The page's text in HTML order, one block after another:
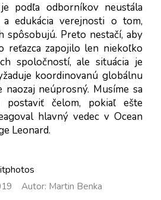
podľa odborníkov neustála
a edukácia verejnosti o tom,
spôsobujú. Preto nestačí, aby
reťazca zapojilo len niekoľko
spoločností, ale situácia je
koordinovanú globálnu
naozaj neúprosný. Musíme sa
postaviť čelom, pokiaľ ešte
hlavný vedec v Ocean
Leonard.
Autor: Martin Benka